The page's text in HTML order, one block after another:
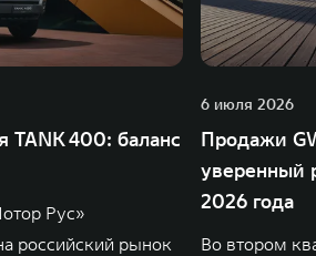
TANK 400: баланс
Рус»
российский рынок
6 июля 2026
Продажи
уверенный
2026 года
Во втором